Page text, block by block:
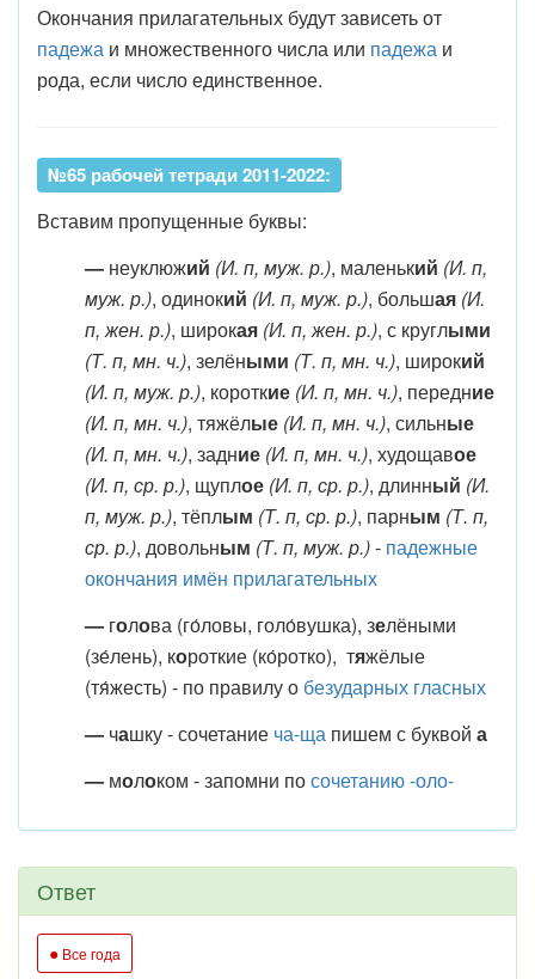
Окончания прилагательных будут зависеть от
падежа и множественного числа или падежа и
рода, если число единственное.
№65 рабочей тетради 2011-2022:
Вставим пропущенные буквы:
— неуклюжий (И. п, муж. р.), маленький (И. п,
муж. р.), одинокий (И. п, муж. р.), большая (И.
п, жен. р.), широкая (И. п, жен. р.), с круглыми
(Т. п, мн. ч.), зелёными (Т. п, мн. ч.), широкий
(И. п, муж. р.), короткие (И. п, мн. ч.), передние
(И. п, мн. ч.), тяжёлые (И. п, мн. ч.), сильные
(И. п, мн. ч.), задние (И. п, мн. ч.), худощавое
(И. п, ср. р.), щуплое (И. п, ср. р.), длинный (И.
п, муж. р.), тёплым (Т. п, ср. р.), парным (Т. п,
ср. р.), довольным (Т. п, муж. р.)- падежные
окончания имён прилагательных
— голова (го́ловы, голо́вушка), зелёными
(зе́лень), короткие (ко́ротко), тяжёлые
(тя́жесть) - по правилу о безударных гласных
— чашку - сочетание ча-ща пишем с буквой а
— молоком - запомни посочетанию -оло-
Ответ
● Все года